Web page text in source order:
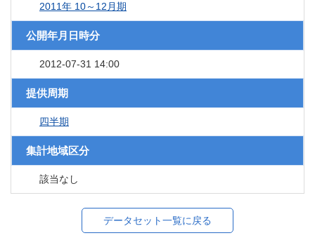
2011年 10～12月期
公開年月日時分
2012-07-31 14:00
提供周期
四半期
集計地域区分
該当なし
データセット一覧に戻る